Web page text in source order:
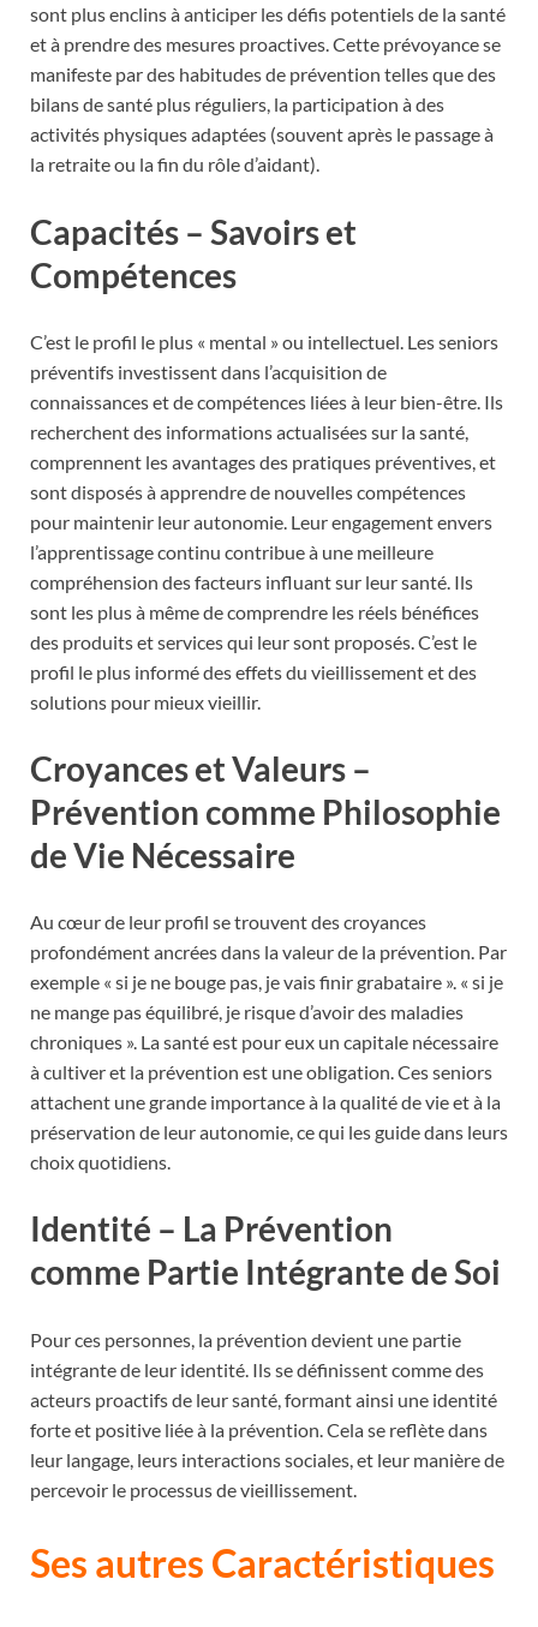
sont plus enclins à anticiper les défis potentiels de la santé
et à prendre des mesures proactives. Cette prévoyance se
manifeste par des habitudes de prévention telles que des
bilans de santé plus réguliers, la participation à des
activités physiques adaptées (souvent après le passage à
la retraite ou la fin du rôle d’aidant).
Capacités – Savoirs et
Compétences
C’est le profil le plus « mental » ou intellectuel. Les seniors
préventifs investissent dans l’acquisition de
connaissances et de compétences liées à leur bien-être. Ils
recherchent des informations actualisées sur la santé,
comprennent les avantages des pratiques préventives, et
sont disposés à apprendre de nouvelles compétences
pour maintenir leur autonomie. Leur engagement envers
l’apprentissage continu contribue à une meilleure
compréhension des facteurs influant sur leur santé. Ils
sont les plus à même de comprendre les réels bénéfices
des produits et services qui leur sont proposés. C’est le
profil le plus informé des effets du vieillissement et des
solutions pour mieux vieillir.
Croyances et Valeurs –
Prévention comme Philosophie
de Vie Nécessaire
Au cœur de leur profil se trouvent des croyances
profondément ancrées dans la valeur de la prévention. Par
exemple « si je ne bouge pas, je vais finir grabataire ». « si je
ne mange pas équilibré, je risque d’avoir des maladies
chroniques ». La santé est pour eux un capitale nécessaire
à cultiver et la prévention est une obligation. Ces seniors
attachent une grande importance à la qualité de vie et à la
préservation de leur autonomie, ce qui les guide dans leurs
choix quotidiens.
Identité – La Prévention
comme Partie Intégrante de Soi
Pour ces personnes, la prévention devient une partie
intégrante de leur identité. Ils se définissent comme des
acteurs proactifs de leur santé, formant ainsi une identité
forte et positive liée à la prévention. Cela se reflète dans
leur langage, leurs interactions sociales, et leur manière de
percevoir le processus de vieillissement.
Ses autres Caractéristiques